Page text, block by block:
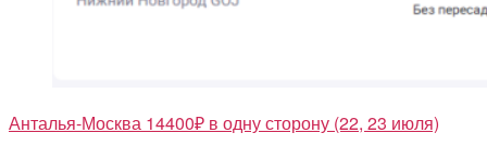
Анталья-Москва 14400₽ в одну сторону (22, 23 июля)